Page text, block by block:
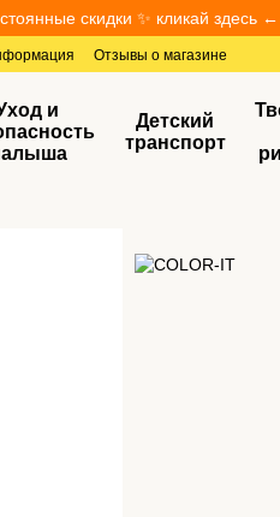
скидки ✨ кликай здесь ←
Отзывы о магазине
и
Детский
транспорт